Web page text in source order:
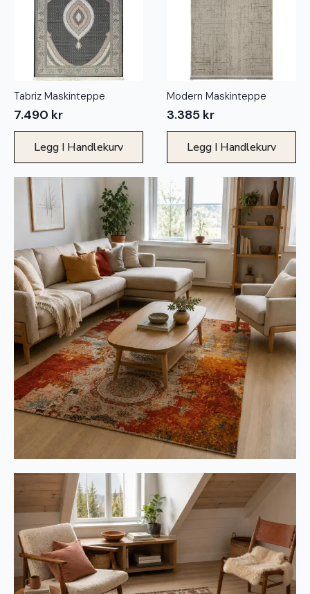
Tabriz Maskinteppe
7.490 kr
Legg I Handlekurv
Modern Maskinteppe
3.385 kr
Legg I Handlekurv